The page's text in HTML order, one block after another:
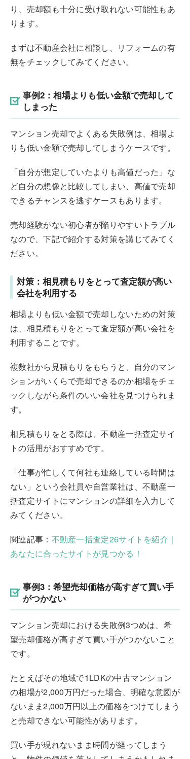
り、売却額も十分に受け取れない可能性もあ
ります。
まずは不動産会社に相談し、リフォームの有
無をチェックしてみてください。
事例2：相場よりも低い金額で売却して
しまった
マンション売却でよくある失敗例は、相場よ
りも低い金額で売却してしまうケースです。
「自分が想定していたよりも高値だった」な
ど自分の想像と比較してしまい、高値で売却
できるチャンスを逃すケースもあります。
売却経験がない初心者が陥りやすいトラブル
なので、下記で紹介する対策を講じてみてく
ださい。
対策：相見積もりをとって査定額が高い
会社を利用する
相場よりも低い金額で売却しないための対策
は、相見積もりをとって査定額が高い会社を
利用することです。
複数社から見積もりをもらうと、自分のマン
ションがいくらで売却できるのか相場をチェ
ックしながら条件のいい会社を見つけられま
す。
相見積もりをとる際は、不動産一括査定サイ
トの活用がおすすめです。
「仕事が忙しくて何社も連絡している時間は
ない」という会社員や自営業社は、不動産一
括査定サイトにマンションの詳細を入力して
みてください。
関連記事： 不動産一括査定26サイトを紹介｜
あなたに合ったサイトが見つかる！
事例3：希望売却価格が高すぎて買い手
がつかない
マンション売却における失敗例3つめは、希
望売却価格が高すぎて買い手がつかないこと
です。
たとえばその地域で1LDKの中古マンション
の相場が2,000万円だった場合、明確な意図が
ないまま2,000万円以上の価格をつけてしまう
と売却できない可能性があります。
買い手が現れないまま時間が経ってしまう